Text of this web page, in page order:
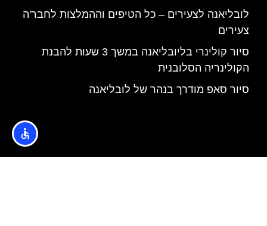
לובליאנה לצעירים – כל הטיפים וההמלצות לחבר'ה
צעירים
סיור קולינרי בליובליאנה במשך 3 שעות להבנת
הקולינריה הסלובנית
סיור סאפ מודרך בנהר של לובליאנה